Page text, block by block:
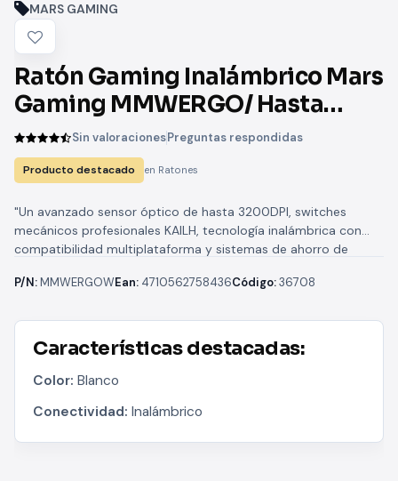
MARS GAMING
Ratón Gaming Inalámbrico Mars
Gaming MMWERGO/ Hasta
3200 DPI/ Blanco
Sin valoracionesPreguntas respondidas
Producto destacado en Ratones
"Un avanzado sensor óptico de hasta 3200DPI, switches
mecánicos profesionales KAILH, tecnología inalámbrica con
compatibilidad multiplataforma y sistemas de ahorro de
P/N:MMWERGOWEan: 4710562758436Código:36708
Características destacadas:
Color: Blanco
Conectividad: Inalámbrico